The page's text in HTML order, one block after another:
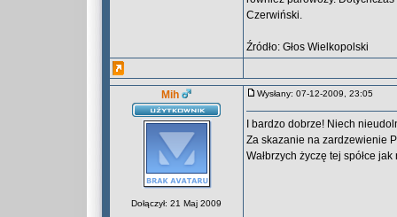
Czerwiński.
Źródło: Głos Wielkopolski
Mih
Dołączył: 21 Maj 2009
Wysłany: 07-12-2009, 23:05
I bardzo dobrze! Niech
Za skazanie na zardzewienie
Wałbrzych życzę tej spółce